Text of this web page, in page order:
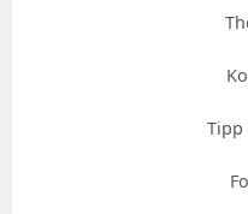
Tipp